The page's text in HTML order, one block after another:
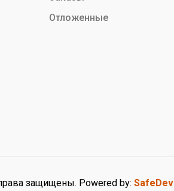
Отложенные
защищены. Powered by: